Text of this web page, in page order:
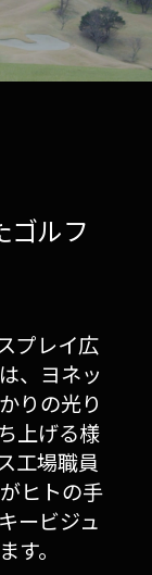
ゴルフ
プレイ広
、ヨネッ
りの光り
上げる様
工場職員
ヒトの手
ービジュ
す。